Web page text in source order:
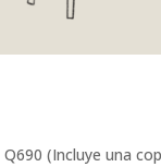
(Incluye una